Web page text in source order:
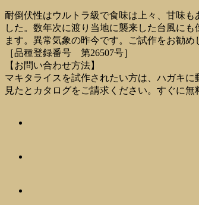
耐倒伏性はウルトラ級で食味は上々、甘味
した。数年次に渡り当地に襲来した台風に
ます。異常気象の昨今です。ご試作をお勧め
［品種登録番号 第26507号］
【お問い合わせ方法】
マキタライスを試作されたい方は、ハガキ
見たとカタログをご請求ください。すぐに無